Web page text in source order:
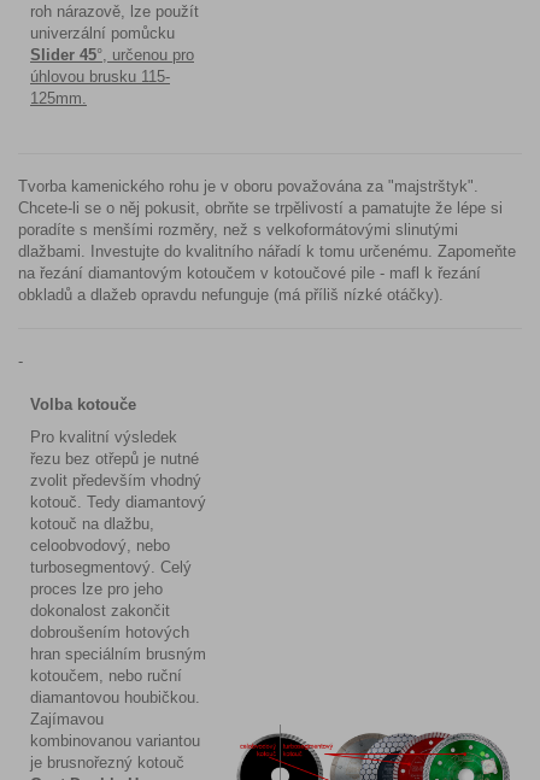
roh nárazově, lze použít
univerzální pomůcku
Slider 45°, určenou pro
úhlovou brusku 115-
125mm.
Tvorba kamenického rohu je v oboru považována za "majstrštyk".
Chcete-li se o něj pokusit, obrňte se trpělivostí a pamatujte že lépe si
poradíte s menšími rozměry, než s velkoformátovými slinutými
dlažbami. Investujte do kvalitního nářadí k tomu určenému. Zapomeňte
na řezání diamantovým kotoučem v kotoučové pile - mafl k řezání
obkladů a dlažeb opravdu nefunguje (má příliš nízké otáčky).
-
Volba kotouče
Pro kvalitní výsledek
řezu bez otřepů je nutné
zvolit především vhodný
kotouč. Tedy diamantový
kotouč na dlažbu,
celoobvodový, nebo
turbosegmentový. Celý
proces lze pro jeho
dokonalost zakončit
dobroušením hotových
hran speciálním brusným
kotoučem, nebo ruční
diamantovou houbičkou.
Zajímavou
kombinovanou variantou
je brusnořezný kotouč